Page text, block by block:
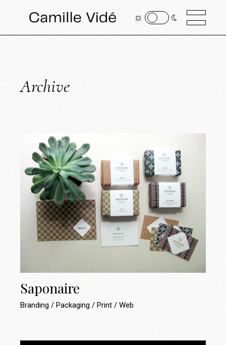
Archive
Saponaire
Branding Packaging Print Web